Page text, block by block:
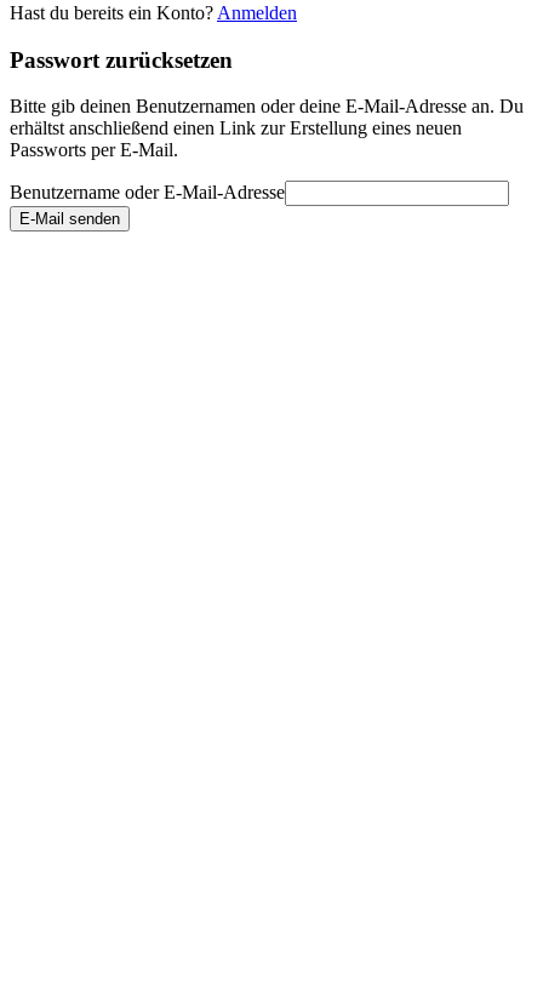
Hast du bereits ein Konto? Anmelden
Passwort zurücksetzen
Bitte gib deinen Benutzernamen oder deine E-Mail-Adresse an. Du
erhältst anschließend einen Link zur Erstellung eines neuen
Passworts per E-Mail.
Benutzername oder E-Mail-Adresse
E-Mail senden